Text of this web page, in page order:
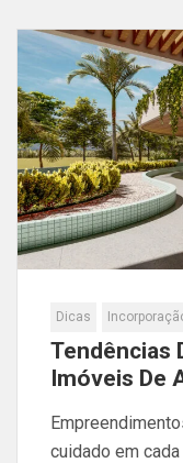
Dicas
Tendências
Imóveis De
cuidado em